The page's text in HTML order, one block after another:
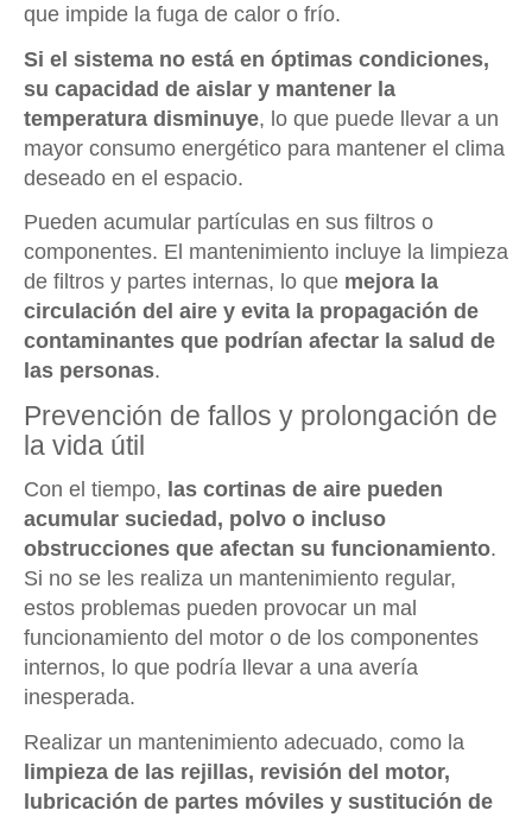
que impide la fuga de calor o frío.
Si el sistema no está en óptimas condiciones,
su capacidad de aislar y mantener la
temperatura disminuye, lo que puede llevar a un
mayor consumo energético para mantener el clima
deseado en el espacio.
Pueden acumular partículas en sus filtros o
componentes. El mantenimiento incluye la limpieza
de filtros y partes internas, lo que mejora la
circulación del aire y evita la propagación de
contaminantes que podrían afectar la salud de
las personas.
Prevención de fallos y prolongación de
la vida útil
Con el tiempo, las cortinas de aire pueden
acumular suciedad, polvo o incluso
obstrucciones que afectan su funcionamiento.
Si no se les realiza un mantenimiento regular,
estos problemas pueden provocar un mal
funcionamiento del motor o de los componentes
internos, lo que podría llevar a una avería
inesperada.
Realizar un mantenimiento adecuado, como la
limpieza de las rejillas, revisión del motor,
lubricación de partes móviles y sustitución de